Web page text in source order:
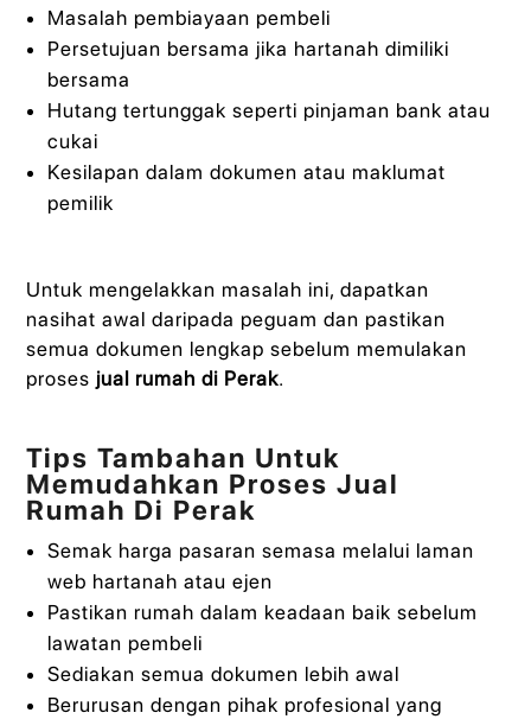
Masalah pembiayaan pembeli
Persetujuan bersama jika hartanah dimiliki
bersama
Hutang tertunggak seperti pinjaman bank atau
cukai
Kesilapan dalam dokumen atau maklumat
pemilik
Untuk mengelakkan masalah ini, dapatkan
nasihat awal daripada peguam dan pastikan
semua dokumen lengkap sebelum memulakan
proses jual rumah di Perak.
Tips Tambahan Untuk
Memudahkan Proses Jual
Rumah Di Perak
Semak harga pasaran semasa melalui laman
web hartanah atau ejen
Pastikan rumah dalam keadaan baik sebelum
lawatan pembeli
Sediakan semua dokumen lebih awal
Berurusan dengan pihak profesional yang